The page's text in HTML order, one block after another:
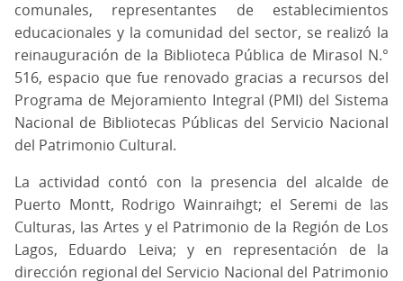
comunales, representantes de establecimientos
educacionales y la comunidad del sector, se realizó la
reinauguración de la Biblioteca Pública de Mirasol N.°
516, espacio que fue renovado gracias a recursos del
Programa de Mejoramiento Integral (PMI) del Sistema
Nacional de Bibliotecas Públicas del Servicio Nacional
del Patrimonio Cultural.
La actividad contó con la presencia del alcalde de
Puerto Montt, Rodrigo Wainraihgt; el Seremi de las
Culturas, las Artes y el Patrimonio de la Región de Los
Lagos, Eduardo Leiva; y en representación de la
dirección regional del Servicio Nacional del Patrimonio